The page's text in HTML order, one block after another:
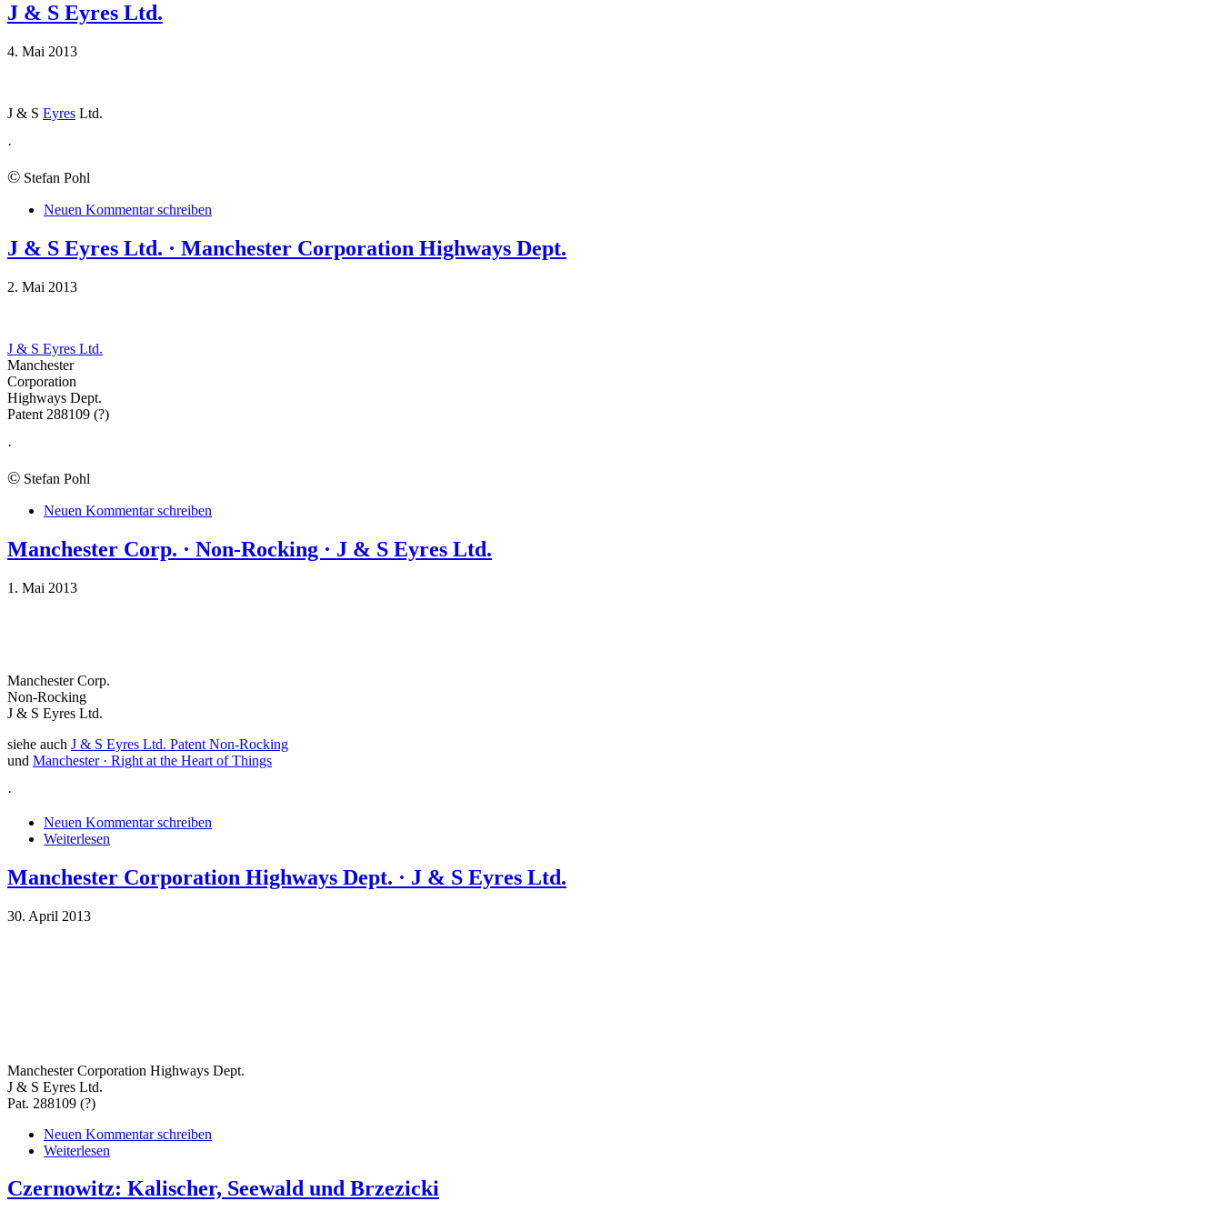
J & S Eyres Ltd.
4. Mai 2013
J & S Eyres Ltd.
·
© Stefan Pohl
Neuen Kommentar schreiben
J & S Eyres Ltd. · Manchester Corporation Highways Dept.
2. Mai 2013
J & S Eyres Ltd.
Manchester
Corporation
Highways Dept.
Patent 288109 (?)
·
© Stefan Pohl
Neuen Kommentar schreiben
Manchester Corp. · Non-Rocking · J & S Eyres Ltd.
1. Mai 2013
Manchester Corp.
Non-Rocking
J & S Eyres Ltd.
siehe auch J & S Eyres Ltd. Patent Non-Rocking
und Manchester · Right at the Heart of Things
·
Neuen Kommentar schreiben
Weiterlesen
Manchester Corporation Highways Dept. · J & S Eyres Ltd.
30. April 2013
Manchester Corporation Highways Dept.
J & S Eyres Ltd.
Pat. 288109 (?)
Neuen Kommentar schreiben
Weiterlesen
Czernowitz: Kalischer, Seewald und Brzezicki